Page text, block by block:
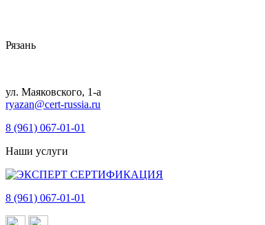
Рязань
ул. Маяковского, 1-а
ryazan@cert-russia.ru
8 (961) 067-01-01
Наши услуги
8 (961) 067-01-01